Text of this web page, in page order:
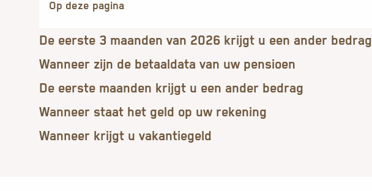
De eerste 3 maanden van 2026 krijgt u een ander bedrag
Wanneer zijn de betaaldata van uw pensioen
De eerste maanden krijgt u een ander bedrag
Wanneer staat het geld op uw rekening
Wanneer krijgt u vakantiegeld